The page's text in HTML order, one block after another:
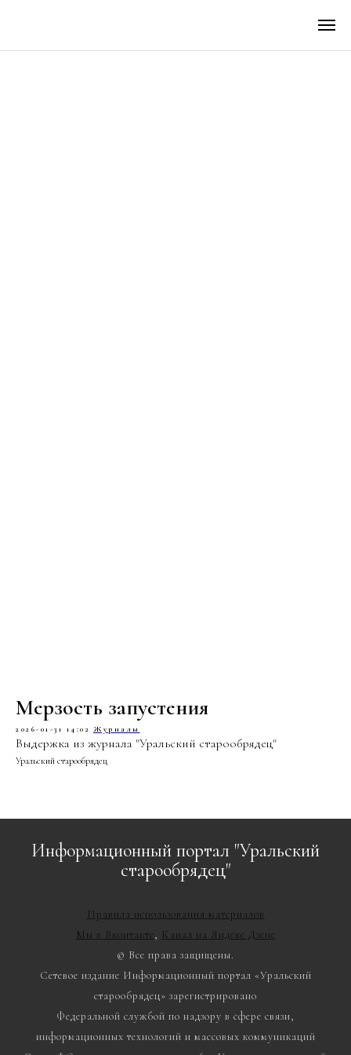
Мерзость запустения
2026-01-31 14:02 Журналы
Выдержка из журнала "Уральский старообрядец"
Уральский старообрядец
Информационный портал "Уральский
старообрядец"
Правила использования материалов
Мы в Вконтакте, Канал на Яндекс Дзене
© Все права защищены.
Сетевое издание Информационный портал «Уральский
старообрядец» зарегистрировано
Федеральной службой по надзору в сфере связи,
информационных технологий и массовых коммуникаций